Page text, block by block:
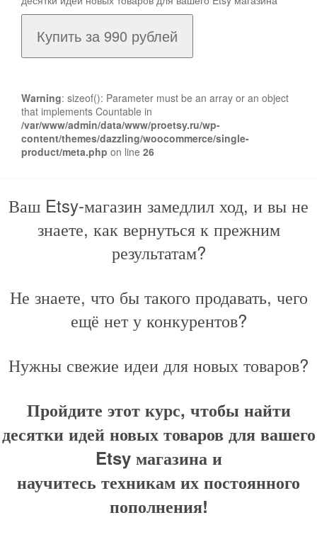
Купить за 990 рублей
Warning: sizeof(): Parameter must be an array or an object
that implements Countable in
/var/www/admin/data/www/proetsy.ru/wp-
content/themes/dazzling/woocommerce/single-
product/meta.php on line 26
Ваш Etsy-магазин замедлил ход, и вы не
знаете, как вернуться к прежним
результатам?
Не знаете, что бы такого продавать, чего
ещё нет у конкурентов?
Нужны свежие идеи для новых товаров?
Пройдите этот курс, чтобы найти
десятки идей новых товаров для вашего
Etsy магазина и
научитесь техникам их постоянного
пополнения!